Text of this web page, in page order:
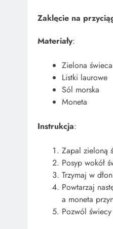
Zaklęcie na
Materiały:
Zielona świeca
Listki laurowe
Sól morska
Moneta
Instrukcja:
Zapal zieloną
Posyp wokół
Trzymaj w
Powtarzaj
a moneta
Pozwól